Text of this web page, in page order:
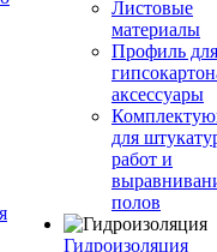
Листовые
материалы
Профиль для
аксессуары
для
работ и
полов
Гидроизоляция